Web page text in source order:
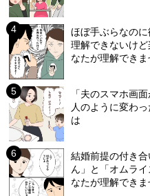
ほぼ手ぶらなの
理解できないけ
なたが理解できま
「夫のスマホ画
人のように変わ
は
結婚前提の付き
ん」と「オムラ
なたが理解できま